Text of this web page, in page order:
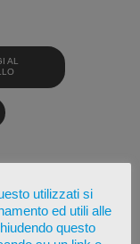
AL
PRO
110 H
utilizzati si
ed utili alle
questo